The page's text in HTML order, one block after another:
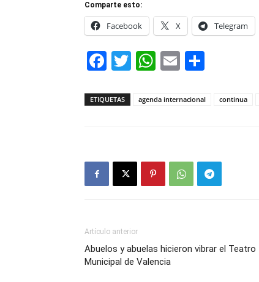
Comparte esto:
Facebook X Telegram
Facebook
Twitter
WhatsApp
Email
ETIQUETAS agenda internacional continua
Artículo anterior
Abuelos y abuelas hicieron vibrar el Teatro
Municipal de Valencia